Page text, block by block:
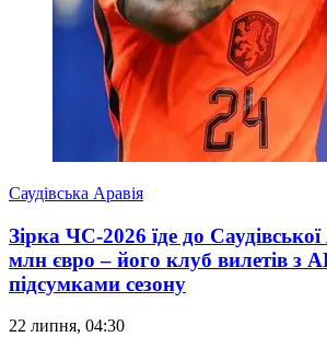
Саудівська Аравія
Зірка ЧС-2026 їде до Саудівської
млн євро – його клуб вилетів з
підсумками сезону
22 липня, 04:30